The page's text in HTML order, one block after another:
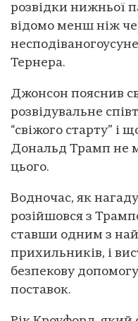
розвідки нижньої
відомо менш ніж
Тернера.
Джонсон пояснив
розвідувальне
“свіжого старту”
Дональд Трамп не
цього.
Водночас, як
розійшовся з
ставши одним з
прихильників, і
безпекову
поставок.